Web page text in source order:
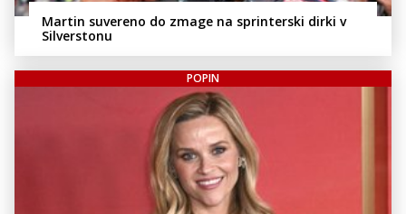
Martin suvereno do zmage na sprinterski dirki v
Silverstonu
POPIN